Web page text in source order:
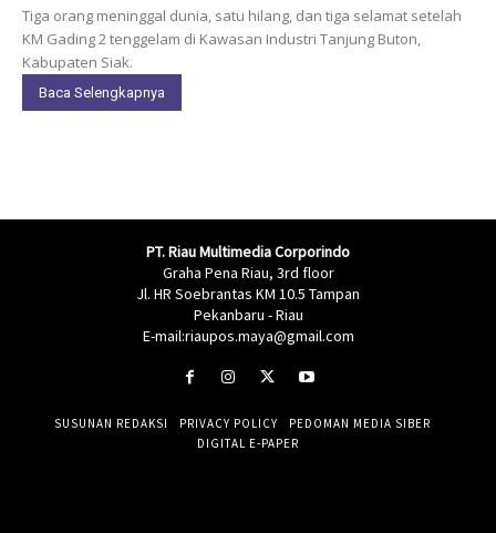
Tiga orang meninggal dunia, satu hilang, dan tiga selamat setelah
KM Gading 2 tenggelam di Kawasan Industri Tanjung Buton,
Kabupaten Siak.
Baca Selengkapnya
PT. Riau Multimedia Corporindo
Graha Pena Riau, 3rd floor
Jl. HR Soebrantas KM 10.5 Tampan
Pekanbaru - Riau
E-mail:riaupos.maya@gmail.com
SUSUNAN REDAKSI PRIVACY POLICY
PEDOMAN MEDIA SIBER
DIGITAL E-PAPER